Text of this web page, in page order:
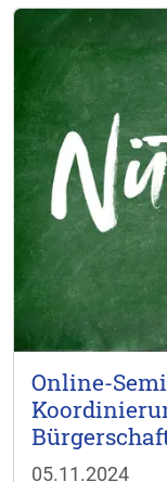
Online-
05.11.2024